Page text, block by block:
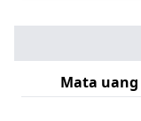
Mata uang